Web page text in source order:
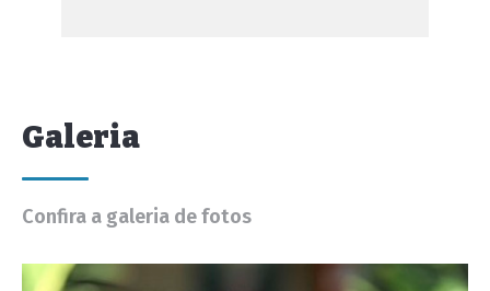
Galeria
Confira a galeria de fotos